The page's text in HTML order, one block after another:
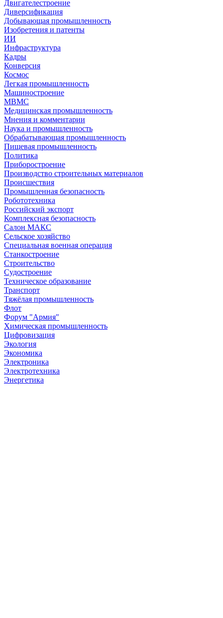
Двигателестроение
Диверсификация
Добывающая промышленность
Изобретения и патенты
ИИ
Инфраструктура
Кадры
Конверсия
Космос
Легкая промышленность
Машиностроение
МВМС
Медицинская промышленность
Мнения и комментарии
Наука и промышленность
Обрабатывающая промышленность
Пищевая промышленность
Политика
Приборостроение
Производство строительных материалов
Происшествия
Промышленная безопасность
Робототехника
Российский экспорт
Комплексная безопасность
Салон МАКС
Сельское хозяйство
Специальная военная операция
Станкостроение
Строительство
Судостроение
Техническое образование
Транспорт
Тяжёлая промышленность
Флот
Форум "Армия"
Химическая промышленность
Цифровизация
Экология
Экономика
Электроника
Электротехника
Энергетика